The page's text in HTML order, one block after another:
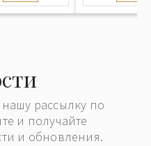
рассылку по
и получайте
и обновления.